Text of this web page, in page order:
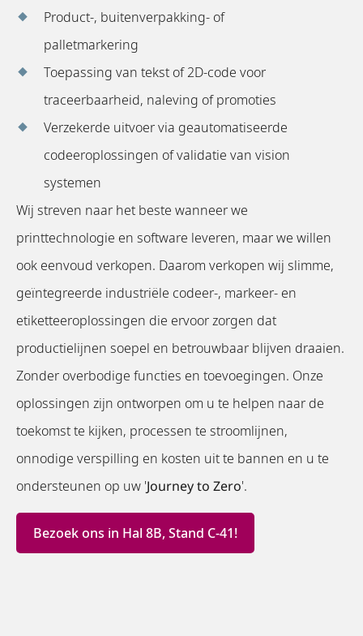
Product-, buitenverpakking- of
palletmarkering
Toepassing van tekst of 2D-code voor
traceerbaarheid, naleving of promoties
Verzekerde uitvoer via geautomatiseerde
codeeroplossingen of validatie van vision
systemen
Wij streven naar het beste wanneer we
printtechnologie en software leveren, maar we willen
ook eenvoud verkopen. Daarom verkopen wij slimme,
geïntegreerde industriële codeer-, markeer- en
etiketteeroplossingen die ervoor zorgen dat
productielijnen soepel en betrouwbaar blijven draaien.
Zonder overbodige functies en toevoegingen. Onze
oplossingen zijn ontworpen om u te helpen naar de
toekomst te kijken, processen te stroomlijnen,
onnodige verspilling en kosten uit te bannen en u te
ondersteunen op uw 'Journey to Zero'.
Bezoek ons in Hal 8B, Stand C-41!